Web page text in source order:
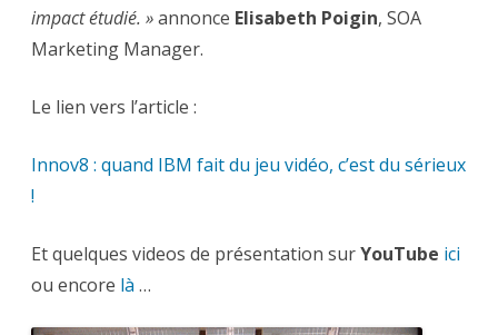
impact étudié. »annonce Elisabeth Poigin, SOA
Marketing Manager.
Le lien vers l’article :
Innov8 : quand IBM fait du jeu vidéo, c’est du sérieux
!
Et quelques videos de présentation surYouTube ici
ou encore là …